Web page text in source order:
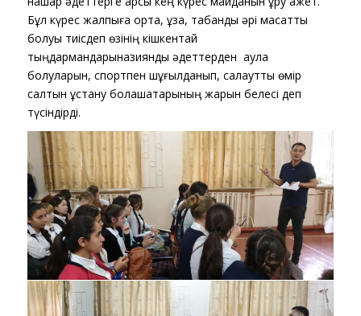
Бұл күрес жалпыға ортақ, ұзақ, табанды әрі мақсатты
болуы тиісдеп өзінің кішкентай
тыңдармандарыназиянды әдеттерден аулақ
болуларын, спортпен шұғылданып, салаутты өмір
салтын ұстану болашақтарының жарқын белесі деп
түсіндірді.